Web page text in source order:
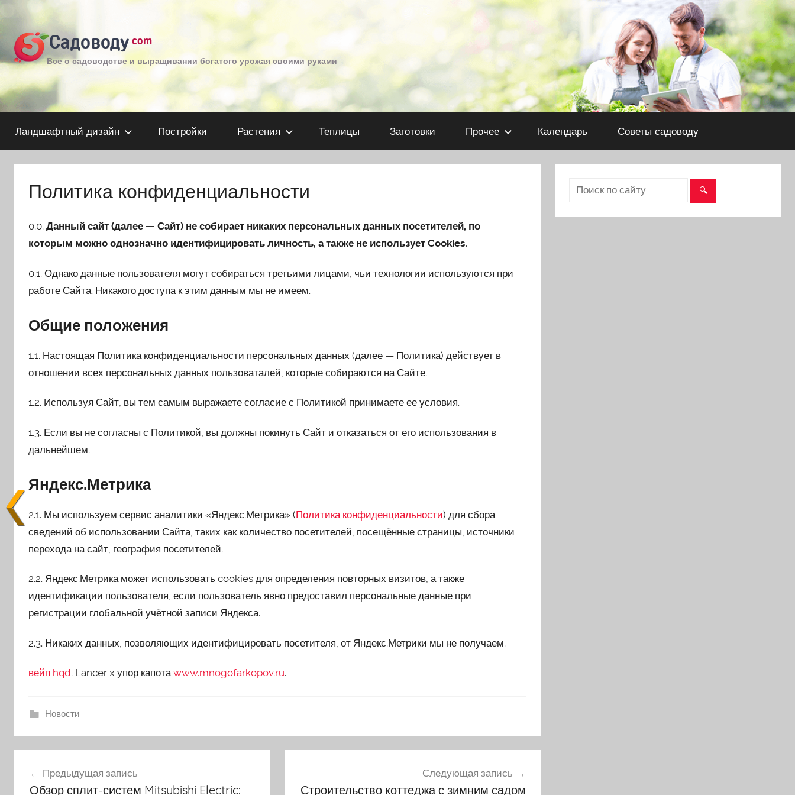
содержимомуСадоводу com
Все о садоводстве и выращивании богатого урожая своими руками
Ландшафтный дизайн Постройки Растения Теплицы Заготовки Прочее Календарь Советы садоводу
Политика конфиденциальности
0.0. Данный сайт (далее — Сайт) не собирает никаких персональных данных посетителей, по
которым можно однозначно идентифицировать личность, а также не использует Cookies.
0.1. Однако данные пользователя могут собираться третьими лицами, чьи технологии используются при
работе Сайта. Никакого доступа к этим данным мы не имеем.
Общие положения
1.1. Настоящая Политика конфиденциальности персональных данных (далее — Политика) действует в
отношении всех персональных данных пользоваталей, которые собираются на Сайте.
1.2. Используя Сайт, вы тем самым выражаете согласие с Политикой принимаете ее условия.
1.3. Если вы не согласны с Политикой, вы должны покинуть Сайт и отказаться от его использования в
дальнейшем.
Яндекс.Метрика
2.1. Мы используем сервис аналитики «Яндекс.Метрика» (Политика конфиденциальности) для сбора
сведений об использовании Сайта, таких как количество посетителей, посещённые страницы, источники
перехода на сайт, география посетителей.
2.2. Яндекс.Метрика может использовать cookies для определения повторных визитов, а также
идентификации пользователя, если пользователь явно предоставил персональные данные при
регистрации глобальной учётной записи Яндекса.
2.3. Никаких данных, позволяющих идентифицировать посетителя, от Яндекс.Метрики мы не получаем.
вейп hqd. Lancer x упор капота www.mnogofarkopov.ru.
Новости
Навигация
Предыдущая запись
Обзор сплит-систем Mitsubishi Electric:
Следующая запись
Строительство коттеджа с зимним садом